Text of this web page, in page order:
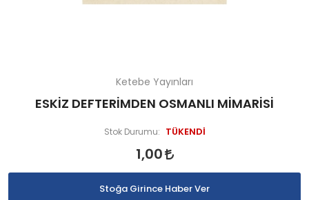
Ketebe Yayınları
ESKİZ DEFTERİMDEN OSMANLI MİMARİSİ
Stok Durumu: TÜKENDİ
1,00
Stoğa Girince Haber Ver